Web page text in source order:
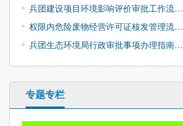
兵团建设项目环境影响评价审批工作流…
权限内危险废物经营许可证核发管理流…
兵团生态环境局行政审批事项办理指南…
专题专栏